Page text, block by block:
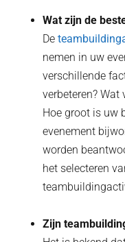
Wat zijn de
De
nemen in uw
verschillende
verbeteren?
Hoe groot is uw
evenement
worden
het selecteren
Zijn